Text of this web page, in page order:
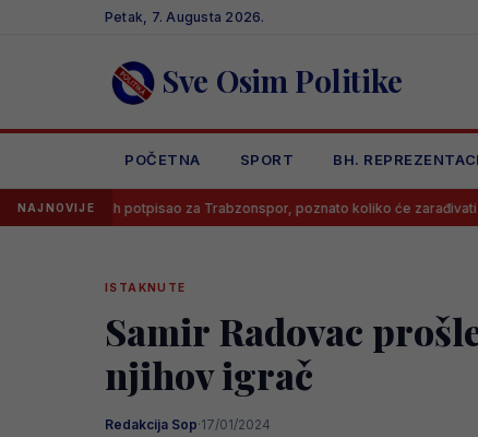
Petak, 7. Augusta 2026.
Sve Osim Politike
POČETNA SPORT BH.
NAJNOVIJE
Salah potpisao za Trabzonspor, poznato koliko će zarađivati
ISTAKNUTE
Samir Radovac
njihov igrač
Redakcija Sop·17/01/2024